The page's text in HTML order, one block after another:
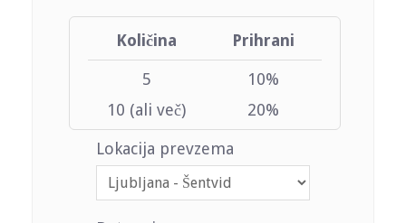
Količina Prihrani
5
10%
10 (ali več)
20%
Lokacija prevzema